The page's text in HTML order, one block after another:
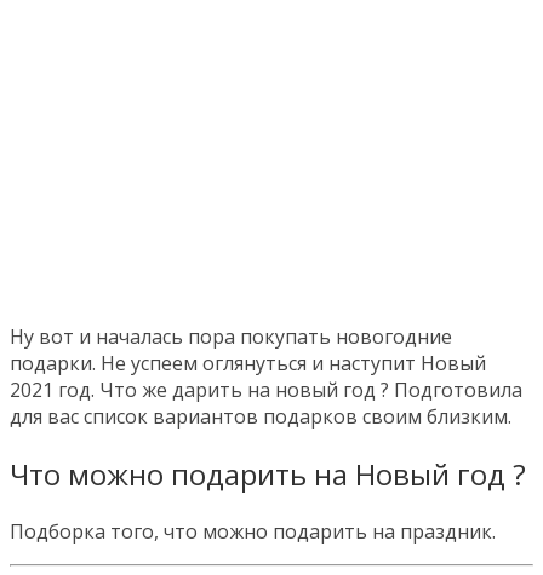
Ну вот и началась пора покупать новогодние
подарки. Не успеем оглянуться и наступит Новый
2021 год. Что же дарить на новый год ? Подготовила
для вас список вариантов подарков своим близким.
Что можно подарить на Новый год ?
Подборка того, что можно подарить на праздник.